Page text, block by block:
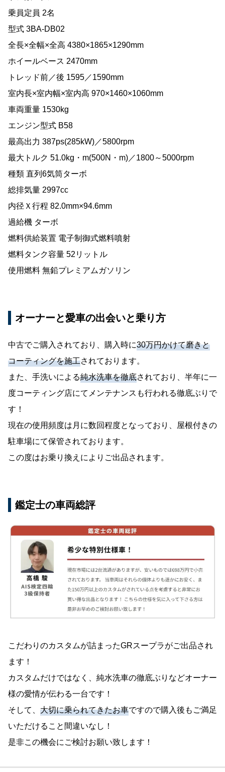
乗員定員 2名
型式 3BA-DB02
全長×全幅×全高 4380×1865×1290mm
ホイールベース 2470mm
トレッド前／後 1595／1590mm
室内長×室内幅×室内高 970×1460×1060mm
車両重量 1530kg
エンジン型式 B58
最高出力 387ps(285kW)／5800rpm
最大トルク 51.0kg・m(500N・m)／1800～5000rpm
種類 直列6気筒ターボ
総排気量 2997cc
内径Ｘ行程 82.0mm×94.6mm
過給機 ターボ
燃料供給装置 電子制御式燃料噴射
燃料タンク容量 52リットル
使用燃料 無鉛プレミアムガソリン
オーナーと愛車の出会いと乗り方
中古でご購入されており、購入時に30万円かけて磨きと
コーティングを施工されております。
また、手洗いによる純水洗車を徹底されており、半年に一
度コーティング店にてメンテナンスも行われる徹底ぶりで
す！
現在の使用頻度は月に数回程度となっており、屋根付きの
駐車場にて保管されております。
この度はお乗り換えによりご出品されます。
鑑定士の車両総評
こだわりのカスタムが詰まったGRスープラがご出品され
ます！
カスタムだけではなく、純水洗車の徹底ぶりなどオーナー
様の愛情が伝わる一台です！
そして、 大切に乗られてきたお車ですので購入後もご満足
いただけること間違いなし！
是非この機会にご検討お願い致します！